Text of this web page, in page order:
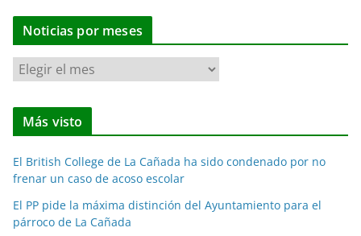
Noticias por meses
N
t
i
a
s
p
Más visto
El British College de La Cañada ha sido condenado por no
frenar un caso de acoso escolar
El PP pide la máxima distinción del Ayuntamiento para el
párroco de La Cañada